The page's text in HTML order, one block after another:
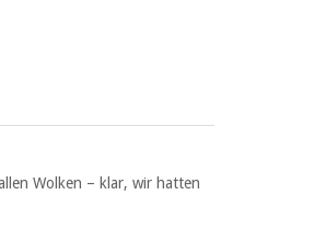
Wolken – klar, wir hatten